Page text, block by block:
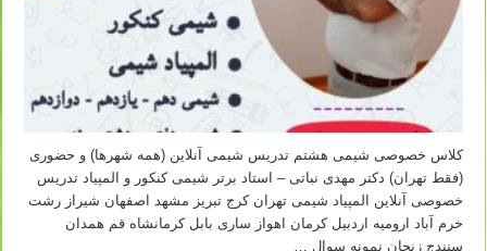
کلاس خصوصی شیمی هشتم تدریس شیمی آنلاین (همه شهرها) و حضوری
(فقط تهران) دکتر مهدی نباتی – استاد برتر شیمی کنکور و المپیاد تدریس
خصوصی آنلاین المپیاد شیمی تهران کرج تبریز مشهد اصفهان شیراز رشت
خرم آباد ارومیه اردبیل کرمان اهواز ساری بابل کرمانشاه قم همدان
سنندج زنجان نمونه سوال …